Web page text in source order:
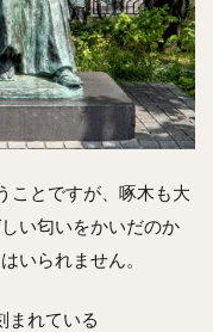
ことですが、啄木も大
い匂いをかいだのか
いられません。
れている